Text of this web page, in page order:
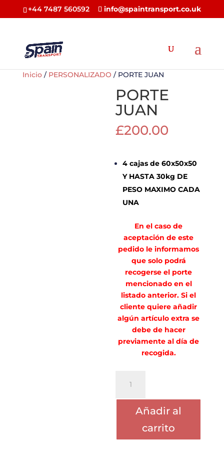
+44 7487 560592 info@spaintransport.co.uk
Inicio/ PERSONALIZADO / PORTE JUAN
PORTE
JUAN
£200.00
4 cajas de 60x50x50
Y HASTA 30kg DE
PESO MAXIMO CADA
UNA
En el caso de
aceptación de este
pedido le informamos
que solo podrá
recogerse el porte
mencionado en el
listado anterior. Si el
cliente quiere añadir
algún artículo extra se
debe de hacer
previamente al día de
recogida.
JUAN
cantidad
Añadir al
carrito